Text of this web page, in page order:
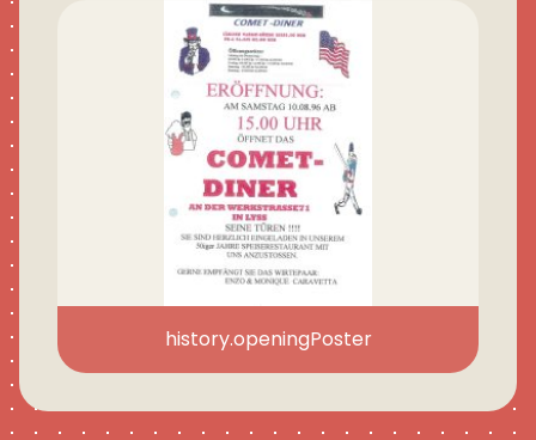
history.openingPoster